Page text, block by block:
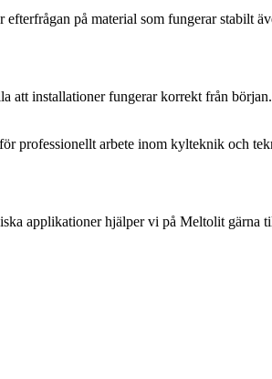
på material som fungerar stabilt
att installationer fungerar korrekt från
professionellt arbete inom kylteknik och
applikationer hjälper vi på Meltolit